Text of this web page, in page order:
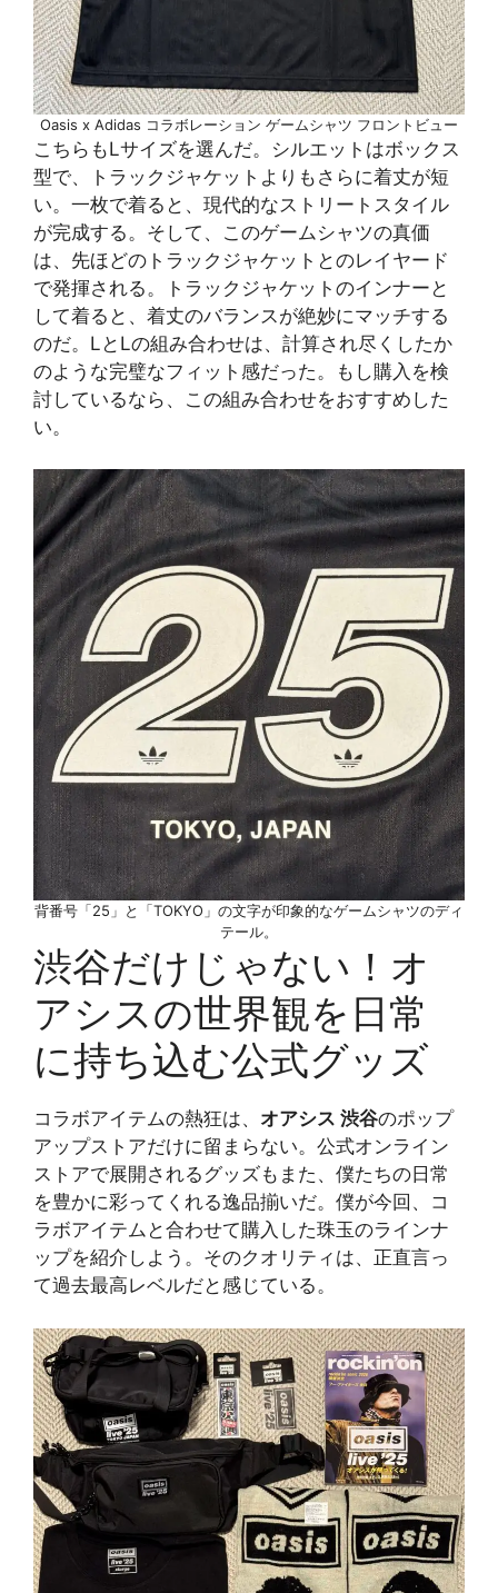
Oasis x Adidas コラボレーション ゲームシャツ フロントビュー
こちらもLサイズを選んだ。シルエットはボックス
型で、トラックジャケットよりもさらに着丈が短
い。一枚で着ると、現代的なストリートスタイル
が完成する。そして、このゲームシャツの真価
は、先ほどのトラックジャケットとのレイヤード
で発揮される。トラックジャケットのインナーと
して着ると、着丈のバランスが絶妙にマッチする
のだ。LとLの組み合わせは、計算され尽くしたか
のような完璧なフィット感だった。もし購入を検
討しているなら、この組み合わせをおすすめした
い。
背番号「25」と「TOKYO」の文字が印象的なゲームシャツのディ
テール。
渋谷だけじゃない！オ
アシスの世界観を日常
に持ち込む公式グッズ
コラボアイテムの熱狂は、 オアシス 渋谷のポップ
アップストアだけに留まらない。公式オンライン
ストアで展開されるグッズもまた、僕たちの日常
を豊かに彩ってくれる逸品揃いだ。僕が今回、コ
ラボアイテムと合わせて購入した珠玉のラインナ
ップを紹介しよう。そのクオリティは、正直言っ
て過去最高レベルだと感じている。